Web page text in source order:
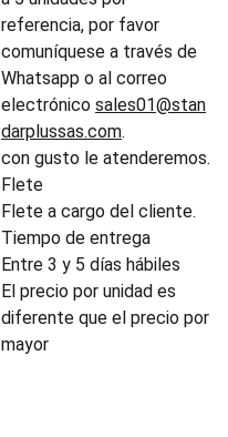
referencia, por favor
comuníquese a través de
Whatsapp o al correo
electrónico sales01@stan
darplussas.com.
con gusto le atenderemos.
Flete
Flete a cargo del cliente.
Tiempo de entrega
Entre 3 y 5 días hábiles
El precio por unidad es
diferente que el precio por
mayor